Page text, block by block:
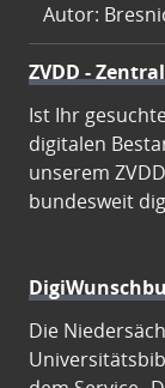
Autor:
ZVDD -
Ist Ihr
digitalen
unserem
bundesweit
Die